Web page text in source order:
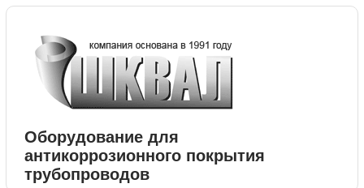
Оборудование для
антикоррозионного покрытия
трубопроводов